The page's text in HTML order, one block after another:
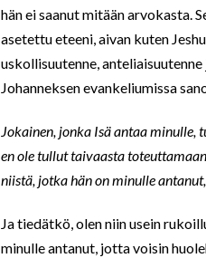
hän ei saanut mitään arvokasta.
asetettu eteeni, aivan kuten
uskollisuutenne,
Johanneksen evankeliumissa
Jokainen, jonka Isä antaa minulle,
en ole tullut taivaasta
niistä, jotka hän on minulle
Ja tiedätkö, olen niin usein
minulle antanut, jotta voisin